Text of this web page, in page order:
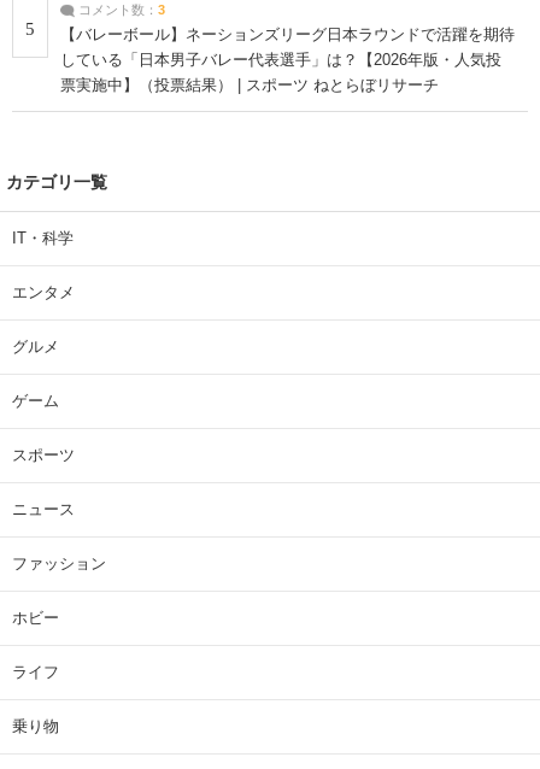
5
コメント数： 3
【バレーボール】ネーションズリーグ日本ラウンドで活躍を期待
している「日本男子バレー代表選手」は？【2026年版・人気投
票実施中】（投票結果） | スポーツ ねとらぼリサーチ
カテゴリ一覧
IT・科学
エンタメ
グルメ
ゲーム
スポーツ
ニュース
ファッション
ホビー
ライフ
乗り物